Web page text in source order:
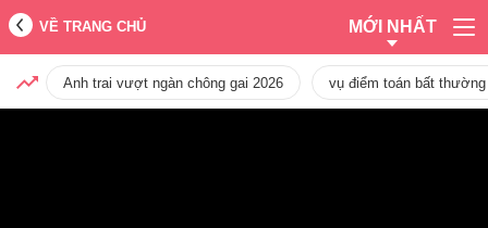
VỀ TRANG CHỦ MỚI NHẤT
Anh trai vượt ngàn chông gai 2026 vụ điểm toán bất